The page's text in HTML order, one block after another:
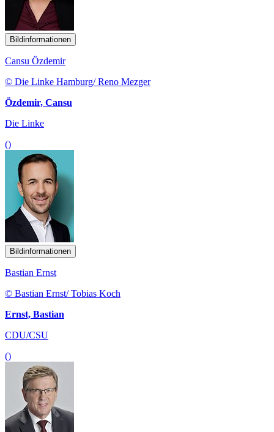
Bildinformationen
Cansu Özdemir
© Die Linke Hamburg/ Reno Mezger
Özdemir, Cansu
Die Linke
()
Bildinformationen
Bastian Ernst
© Bastian Ernst/ Tobias Koch
Ernst, Bastian
CDU/CSU
()